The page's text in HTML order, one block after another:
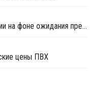
Цены винилхлорида стабильны в Азии на фоне ожидания предложений на январские отгрузки
цены ПВХ